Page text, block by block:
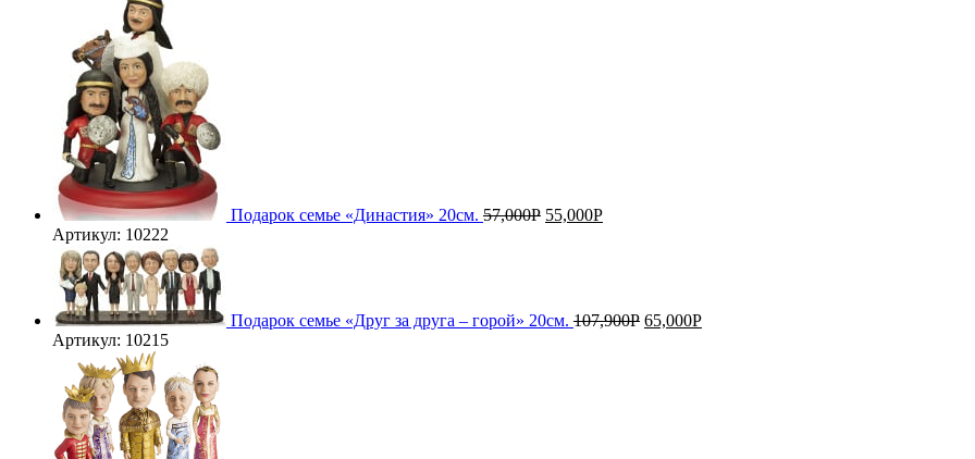
Подарок семье «Династия» 20см. 57,000Р 55,000Р
Артикул: 10222
Подарок семье «Друг за друга – горой» 20см. 107,900Р 65,000Р
Артикул: 10215